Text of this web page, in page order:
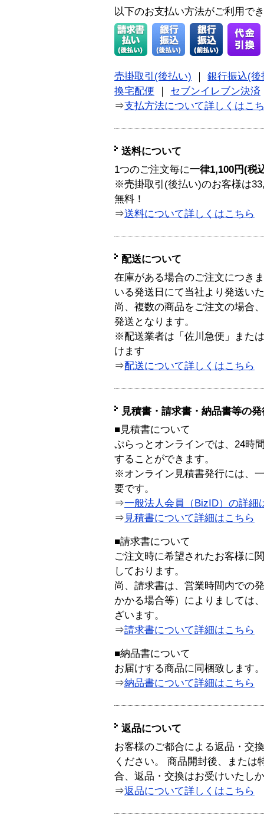
以下のお支払い方法がご利用で
売掛取引(後払い)
銀行振込(後
換宅配便
セブンイレブン決済
⇒支払方法について詳しくはこ
送料について
1つのご注文毎に一律1,100円(税
※売掛取引(後払い)のお客様は
無料！
⇒送料について詳しくはこちら
配送について
在庫がある場合のご注文につき
いる発送日にて当社より発送い
尚、複数の商品をご注文の場合
発送となります。
※配送業者は「佐川急便」また
けます
⇒配送について詳しくはこちら
見積書・請求書・納品書等の
■見積書について
ぷらっとオンラインでは、24時
することができます。
※オンライン見積書発行には、
要です。
⇒一般法人会員（BizID）の詳細
⇒ 見積書について詳細はこちら
■請求書について
ご注文時に希望されたお客様に
しております。
尚、請求書は、営業時間内での
かかる場合等）によりましては
ざいます。
⇒請求書について詳細はこちら
■納品書について
お届けする商品に同梱致します。
⇒納品書について詳細はこちら
返品について
お客様のご都合による返品・交
ください。 商品開封後、または
合、返品・交換はお受けいたし
⇒返品について詳しくはこちら